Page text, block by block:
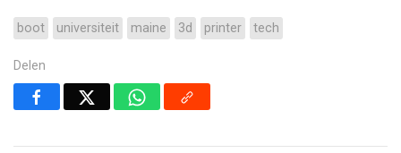
boot universiteit maine 3d printer tech
Delen